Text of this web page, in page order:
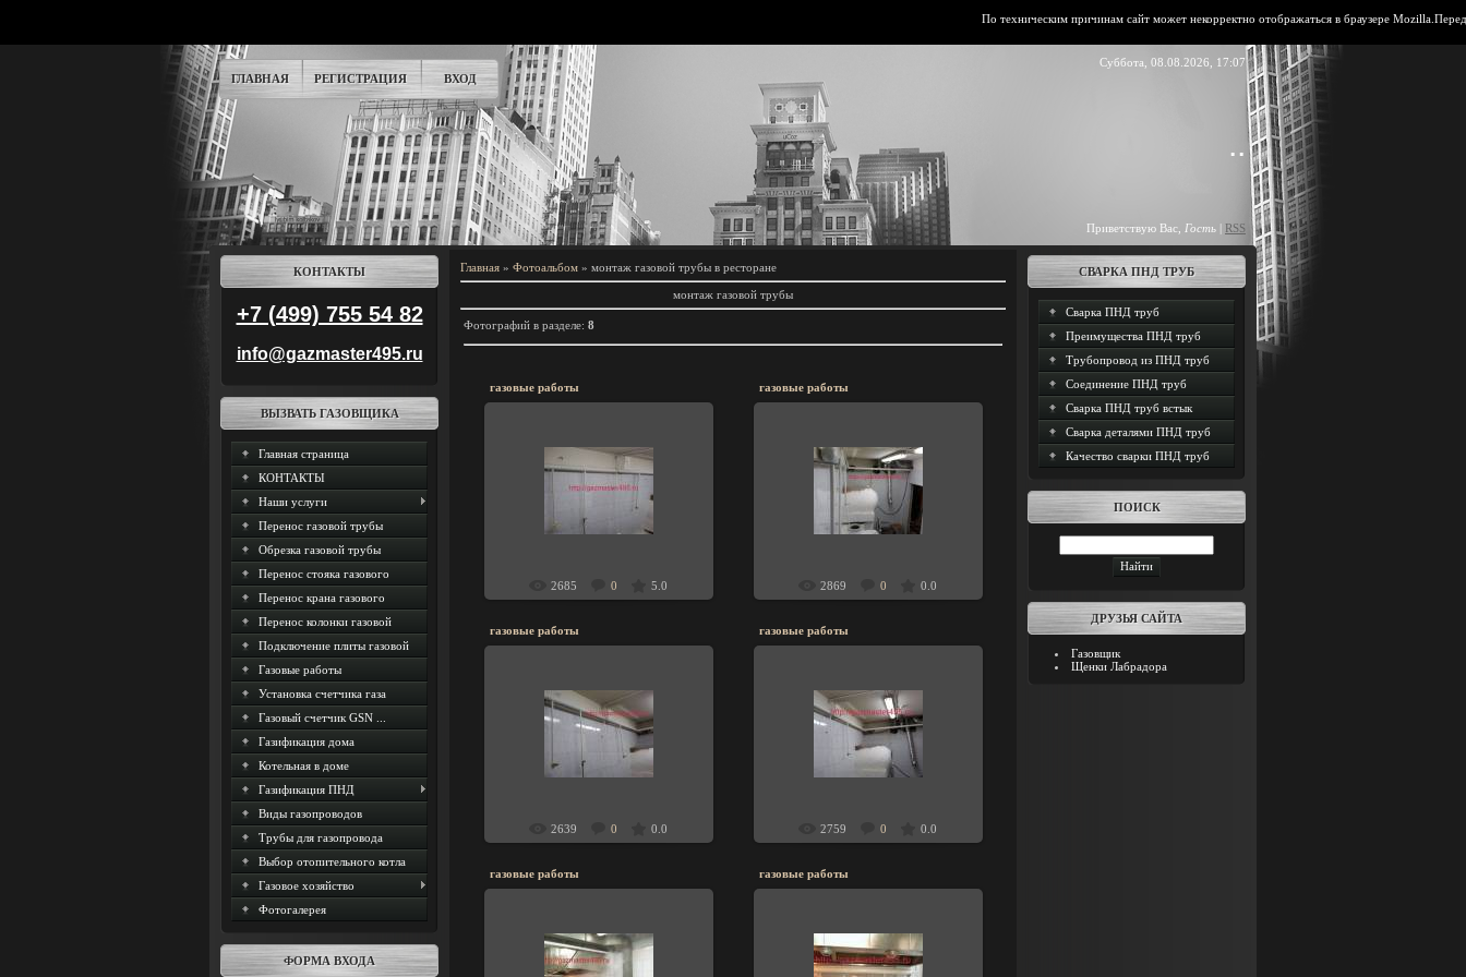
По техническим причинам сайт может некорректно отображаться в браузере
ГЛАВНАЯ РЕГИСТРАЦИЯ ВХОД
Суббота, 08.08.2026, 17:07
..
Приветствую Вас Гость | RSS
КОНТАКТЫ
+7 (499) 755 54 82
info@gazmaster495.ru
ВЫЗВАТЬ ГАЗОВЩИКА
Главная страница
КОНТАКТЫ
Наши услуги
Перенос газовой трубы
Обрезка газовой трубы
Перенос стояка газового
Перенос крана газового
Перенос колонки газовой
Подключение плиты газовой
Газовые работы
Установка счетчика газа
Газовый счетчик GSN ...
Газификация дома
Котельная в доме
Газификация ПНД
Виды газопроводов
Трубы для газопровода
Выбор отопительного котла
Газовое хозяйство
Фотогалерея
ФОРМА ВХОДА
Главная » Фотоальбом » монтаж газовой трубы в ресторане
монтаж газовой трубы
Фотографий в разделе: 8
газовые работы
02.10.2011
газовые работы
Little-Rabbit
2685 0 5.0
газовые работы
02.10.2011
газовые работы
Little-Rabbit
2869 0 0.0
газовые работы
02.10.2011
газовые работы
Little-Rabbit
2639 0 0.0
газовые работы
02.10.2011
газовые работы
Little-Rabbit
2759 0 0.0
газовые работы
02.10.2011
газовые работы
02.10.2011
СВАРКА ПНД ТРУБ
Сварка ПНД труб
Преимущества ПНД труб
Трубопровод из ПНД труб
Соединение ПНД труб
Сварка ПНД труб встык
Сварка деталями ПНД труб
Качество сварки ПНД труб
ПОИСК
ДРУЗЬЯ САЙТА
Газовщик
Щенки Лабрадора